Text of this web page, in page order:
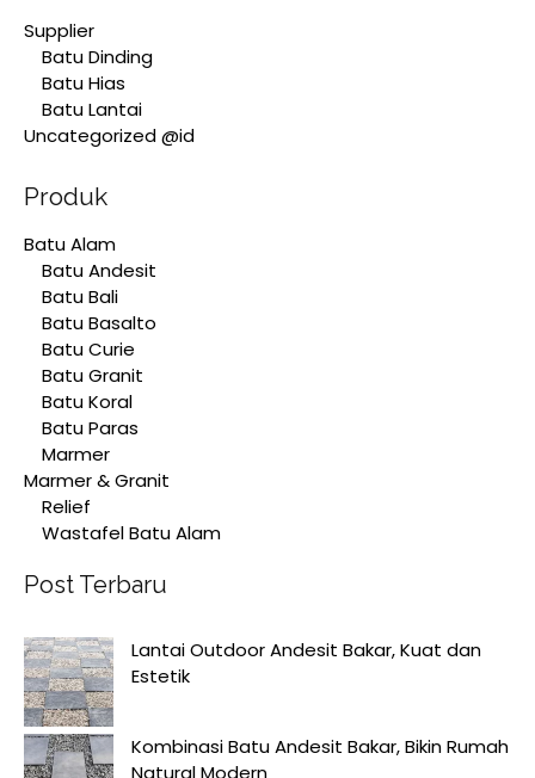
Supplier
Batu Dinding
Batu Hias
Batu Lantai
Uncategorized @id
Produk
Batu Alam
Batu Andesit
Batu Bali
Batu Basalto
Batu Curie
Batu Granit
Batu Koral
Batu Paras
Marmer
Marmer & Granit
Relief
Wastafel Batu Alam
Post Terbaru
Lantai Outdoor Andesit Bakar, Kuat dan
Estetik
Kombinasi Batu Andesit Bakar, Bikin Rumah
Natural Modern